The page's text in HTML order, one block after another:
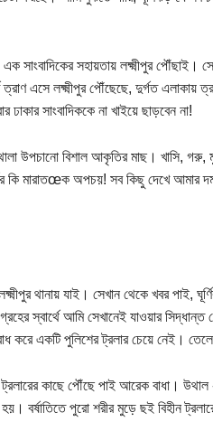
এক সাংবাদিকের সহায়তায় লক্ষ্মীপুর পৌঁছাই।
এসে লক্ষ্মীপুর পৌঁছেছে, দুর্গত এলাকায়
সাংবাদিককে না খাইয়ে ছাড়বেন না!
থালা উপচানো বিশাল আকৃতির মাছ। খাসি,
কি মারাতœক অপচয়! সব কিছু দেখে
থানায় যাই। সেখান থেকে খবর পাই,
স্বার্থে আমি সেখানেই যাওয়ার
করে একটি পুলিশের ট্রলার চেয়ে নেই।
ট্রলারের কাছে পৌঁছে পাই আরেক বাধা।
বর্ষাতিতে পুরো শরীর মুড়ে ছই বিহীন